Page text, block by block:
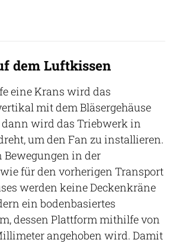
dem Luftkissen
eine Krans wird das
mit dem Bläsergehäuse
dann wird das Triebwerk in
um den Fan zu installieren.
Bewegungen in der
für den vorherigen Transport
werden keine Deckenkräne
ein bodenbasiertes
dessen Plattform mithilfe von
angehoben wird. Damit